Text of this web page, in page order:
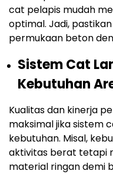
cat pelapis mudah
optimal. Jadi,
permukaan beton
Sistem Cat
Kebutuhan
Kualitas dan kinerja
maksimal jika sistem
kebutuhan. Misal,
aktivitas berat tetapi
material ringan demi